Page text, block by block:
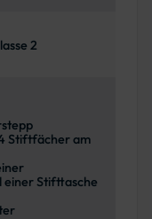
2
Stiftfächer am
einer Stifttasche